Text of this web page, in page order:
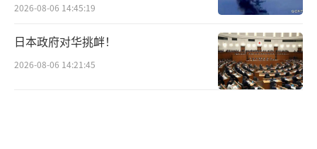
当核爆炸发生时，不仅会带来直接的死亡
和破坏，还会产生长期的辐射后果，让幸存者
及其后代长期受害。因此，尽管核武器在某种
意义上维持了和平，但我们更应认识到彻底消
2026-08-06 14:45:19
日本政府对华挑衅！
2026-08-06 14:21:45